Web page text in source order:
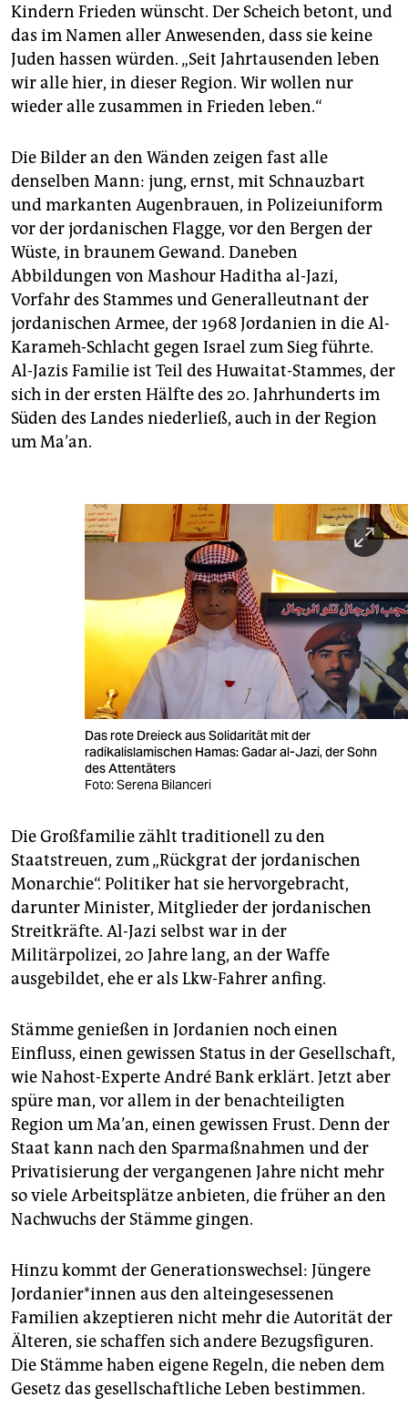
Kindern Frieden wünscht. Der Scheich betont, und
das im Namen aller Anwesenden, dass sie keine
Juden hassen würden. „Seit Jahrtausenden leben
wir alle hier, in dieser Region. Wir wollen nur
wieder alle zusammen in Frieden leben.“
Die Bilder an den Wänden zeigen fast alle
denselben Mann: jung, ernst, mit Schnauzbart
und markanten Augenbrauen, in Polizeiuniform
vor der jordanischen Flagge, vor den Bergen der
Wüste, in braunem Gewand. Daneben
Abbildungen von Mashour Haditha al-Jazi,
Vorfahr des Stammes und Generalleutnant der
jordanischen Armee, der 1968 Jordanien in die Al-
Karameh-Schlacht gegen Israel zum Sieg führte.
Al-Jazis Familie ist Teil des Huwaitat-Stammes, der
sich in der ersten Hälfte des 20. Jahrhunderts im
Süden des Landes niederließ, auch in der Region
um Ma’an.
Das rote Dreieck aus Solidarität mit der
radikalislamischen Hamas: Gadar al-Jazi, der Sohn
des Attentäters
Foto: Serena Bilanceri
Die Großfamilie zählt tradi­tionell zu den
Staatstreuen, zum „Rückgrat der jordanischen
Monarchie“. Politiker hat sie hervorgebracht,
darunter Minister, Mitglieder der jordanischen
Streitkräfte. Al-Jazi selbst war in der
Militärpolizei, 20 Jahre lang, an der Waffe
ausgebildet, ehe er als Lkw-Fahrer anfing.
Stämme genießen in Jordanien noch einen
Einfluss, einen gewissen Status in der Gesellschaft,
wie Nahost-Experte André Bank erklärt. Jetzt aber
spüre man, vor allem in der benachteiligten
Region um Ma’an, einen gewissen Frust. Denn der
Staat kann nach den Sparmaßnahmen und der
Privatisierung der vergangenen Jahre nicht mehr
so viele Arbeitsplätze anbieten, die früher an den
Nachwuchs der Stämme gingen.
Hinzu kommt der Genera­tionswechsel: Jüngere
Jor­da­nie­r*in­nen aus den alteingesessenen
Familien akzeptieren nicht mehr die Autorität der
Älteren, sie schaffen sich andere Bezugsfiguren.
Die Stämme haben eigene Regeln, die neben dem
Gesetz das gesellschaftliche Leben bestimmen.